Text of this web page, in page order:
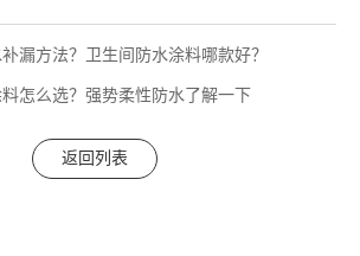
漏方法？卫生间防水涂料哪款好？
怎么选？强势柔性防水了解一下
返回列表